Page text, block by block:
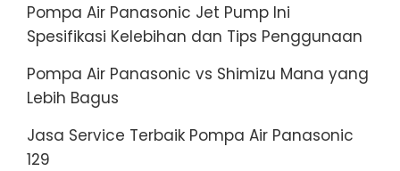
Pompa Air Panasonic Jet Pump Ini
Spesifikasi Kelebihan dan Tips Penggunaan
Pompa Air Panasonic vs Shimizu Mana yang
Lebih Bagus
Jasa Service Terbaik Pompa Air Panasonic
129